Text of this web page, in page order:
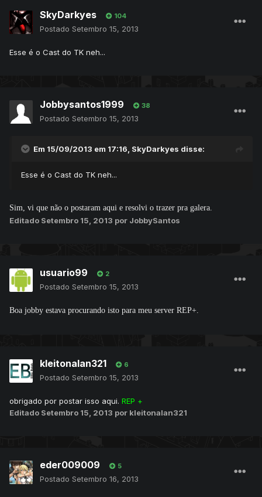
SkyDarkyes 104
Postado Setembro 15, 2013
Esse é o Cast do TK neh...
Jobbysantos1999 38
Postado Setembro 15, 2013
Em 15/09/2013 em 17:16, SkyDarkyes disse:
Esse é o Cast do TK neh...
Sim, vi que não o postaram aqui e resolvi o trazer pra galera.
Editado Setembro 15, 2013 por JobbySantos
usuario99 2
Postado Setembro 15, 2013
Boa jobby estava procurando isto para meu server REP+.
kleitonalan321 6
Postado Setembro 15, 2013
obrigado por postar isso aqui. REP +
Editado Setembro 15, 2013 por kleitonalan321
eder009009 5
Postado Setembro 16, 2013